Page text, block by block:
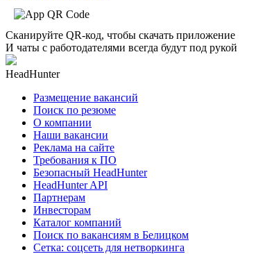
Сканируйте QR-код, чтобы скачать приложение
И чаты с работодателями всегда будут под рукой
HeadHunter
Размещение вакансий
Поиск по резюме
О компании
Наши вакансии
Реклама на сайте
Требования к ПО
Безопасный HeadHunter
HeadHunter API
Партнерам
Инвесторам
Каталог компаний
Поиск по вакансиям в Белицком
Сетка: соцсеть для нетворкинга